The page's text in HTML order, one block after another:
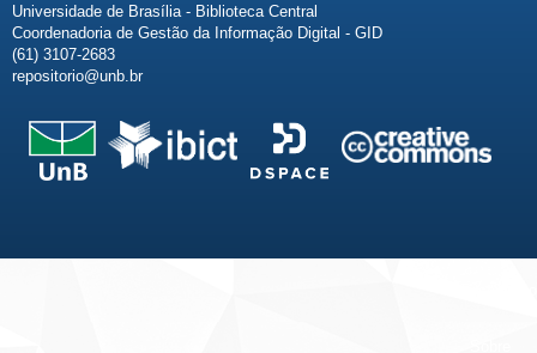
Universidade de Brasília - Biblioteca Central
Coordenadoria de Gestão da Informação Digital - GID
(61) 3107-2683
repositorio@unb.br